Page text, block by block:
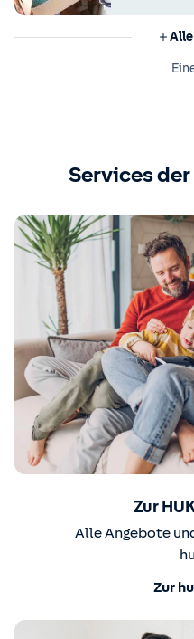
Alle
Services der
Zur
Alle Angebote
Zur